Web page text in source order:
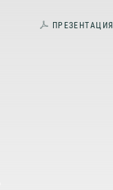
ПРЕЗЕНТАЦИЯ